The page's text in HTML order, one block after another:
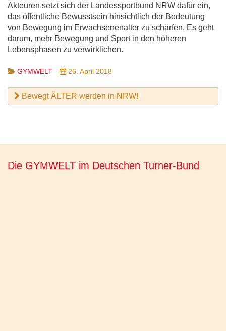
Akteuren setzt sich der Landessportbund NRW dafür ein,
das öffentliche Bewusstsein hinsichtlich der Bedeutung
von Bewegung im Erwachsenenalter zu schärfen. Es geht
darum, mehr Bewegung und Sport in den höheren
Lebensphasen zu verwirklichen.
GYMWELT 26. April 2018
Bewegt ÄLTER werden in NRW!
Die GYMWELT im Deutschen Turner-Bund